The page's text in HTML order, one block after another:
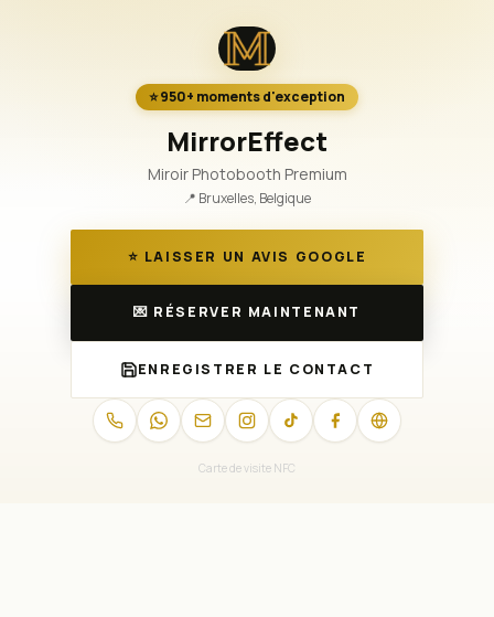
⭐️ 950+ moments d'exception
MirrorEffect
Miroir Photobooth Premium
📍 Bruxelles, Belgique
⭐ LAISSER UN AVIS GOOGLE
💌 RÉSERVER MAINTENANT
ENREGISTRER LE CONTACT
Carte de visite NFC